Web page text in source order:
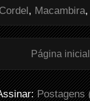
Cordel, Macambira
Página inicial
Postagens